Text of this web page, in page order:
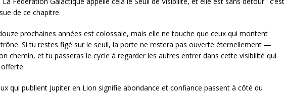
de ce chapitre.
prochaines années est colossale, mais elle ne touche que ceux qui montent
Si tu restes figé sur le seuil, la porte ne restera pas ouverte éternellement —
chemin, et tu passeras le cycle à regarder les autres entrer dans cette visibilité qui
qui publient Jupiter en Lion signifie abondance et confiance passent à côté du